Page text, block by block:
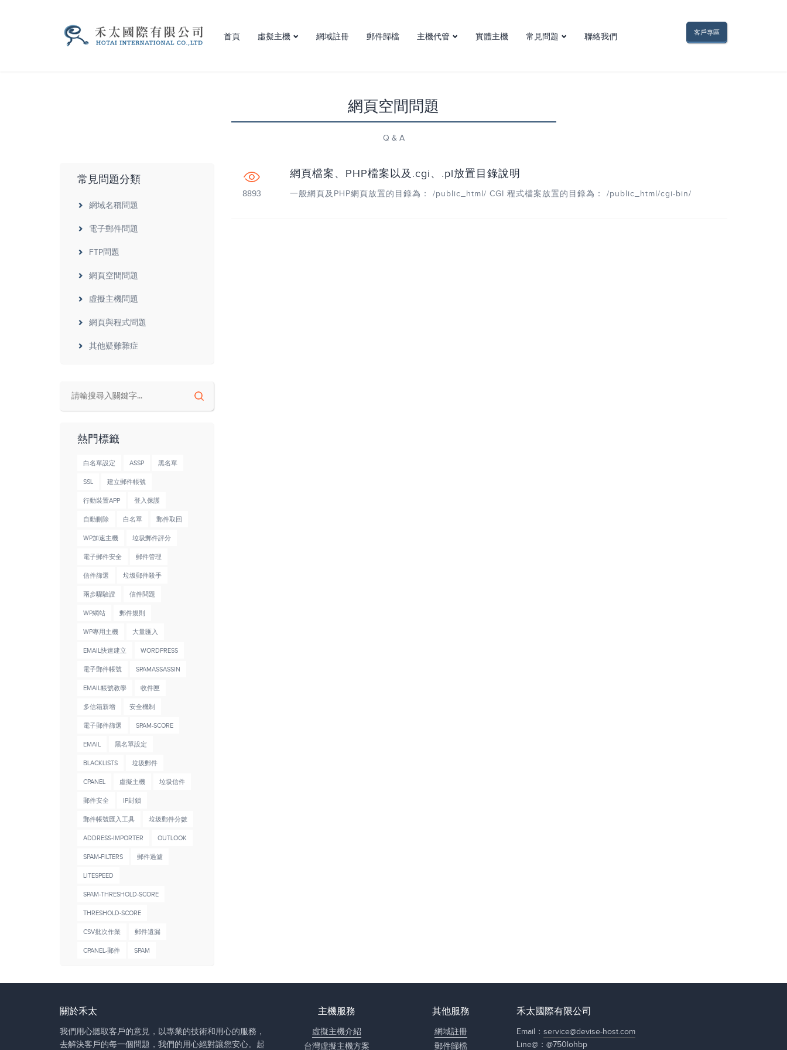
首頁 虛擬主機 網域註冊 郵件歸檔 主機代管 實體主機 常見問題 聯絡我們 客戶專區
網頁空間問題
Q & A
常見問題分類
網域名稱問題
電子郵件問題
FTP問題
網頁空間問題
虛擬主機問題
網頁與程式問題
其他疑難雜症
熱門標籤
白名單設定 ASSP 黑名單
SSL 建立郵件帳號
行動裝置APP 登入保護
自動刪除 白名單 郵件取回
WP加速主機 垃圾郵件評分
電子郵件安全 郵件管理
信件篩選 垃圾郵件殺手
兩步驟驗證 信件問題
WP網站 郵件規則
WP專用主機 大量匯入
EMAIL快速建立 WORDPRESS
電子郵件帳號 SPAMASSASSIN
EMAIL帳號教學 收件匣
多信箱新增 安全機制
電子郵件篩選 SPAM-SCORE
EMAIL 黑名單設定
BLACKLISTS 垃圾郵件
CPANEL 虛擬主機 垃圾信件
郵件安全 IP封鎖
郵件帳號匯入工具 垃圾郵件分數
ADDRESS-IMPORTER OUTLOOK
SPAM-FILTERS 郵件過濾
LITESPEED
SPAM-THRESHOLD-SCORE
THRESHOLD-SCORE
CSV批次作業 郵件遺漏
CPANEL-郵件 SPAM
8893
網頁檔案、PHP檔案以及.cgi、.pl放置目錄說明
一般網頁及PHP網頁放置的目錄為： /public_html/ CGI 程式檔案放置的目錄為： /public_html/cgi-bin/
關於禾太
我們用心聽取客戶的意見，以專業的技術和用心的服務，
去解決客戶的每一個問題，我們的用心絕對讓您安心。起
主機服務
虛擬主機介紹
台灣虛擬主機方案
其他服務
網域註冊
郵件歸檔
禾太國際有限公司
Email： service@devise-host.com
Line@： @750lohbp